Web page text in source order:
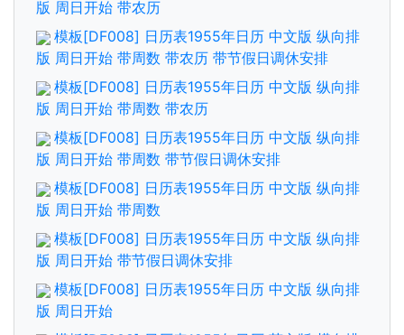
版 周日开始 带农历
模板[DF008] 日历表1955年日历 中文版 纵向排
版 周日开始 带周数 带农历 带节假日调休安排
模板[DF008] 日历表1955年日历 中文版 纵向排
版 周日开始 带周数 带农历
模板[DF008] 日历表1955年日历 中文版 纵向排
版 周日开始 带周数 带节假日调休安排
模板[DF008] 日历表1955年日历 中文版 纵向排
版 周日开始 带周数
模板[DF008] 日历表1955年日历 中文版 纵向排
版 周日开始 带节假日调休安排
模板[DF008] 日历表1955年日历 中文版 纵向排
版 周日开始